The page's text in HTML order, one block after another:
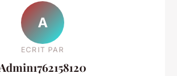
A
ECRIT PAR